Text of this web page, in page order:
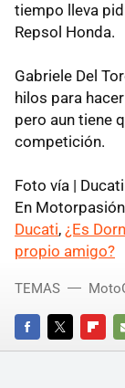
tiempo lleva
Repsol Honda.
Gabriele Del
hilos para
pero aun tiene
competición.
Foto vía | Ducati
En
Ducati, ¿Es
propio amigo?
FACEBOOKTWITTER
TEMAS